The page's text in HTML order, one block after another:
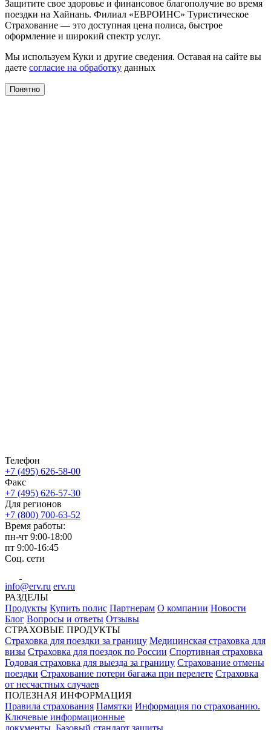
Защитите свое здоровье и финансовое благополучие во время
поездки на Хайнань. Филиал «ЕВРОИНС» Туристическое
Страхование — это доступная цена полиса, быстрое
оформление и широкий спектр услуг.
Мы используем Куки и другие сведения. Оставая на сайте вы
даете согласие на обработку данных
Понятно
Телефон
+7 (495) 626-58-00
Факс
+7 (495) 626-57-30
Для регионов
+7 (800) 700-63-52
Время работы:
пн-чт 9:00-18:00
пт 9:00-16:45
Соц. сети
info@erv.ru erv.ru
РАЗДЕЛЫ
Продукты Купить полис Партнерам О компании Новости
Блог Вопросы и ответы Отзывы
СТРАХОВЫЕ ПРОДУКТЫ
Страховка для поездки за границу Медицинская страховка для
визы Страховка для поездок по России Спортивная страховка
Годовая страховка для выезда за границу Страхование отмены
поездки Страхование потери багажа при перелете Страховка
от несчастных случаев
ПОЛЕЗНАЯ ИНФОРМАЦИЯ
Правила страхования Памятки Информация по страхованию.
Ключевые информационные
документы. Базовый стандарт защиты